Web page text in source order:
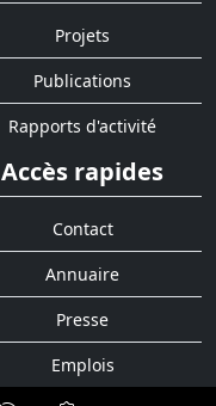
Projets
Publications
Rapports d'activité
Accès rapides
Contact
Annuaire
Presse
Emplois